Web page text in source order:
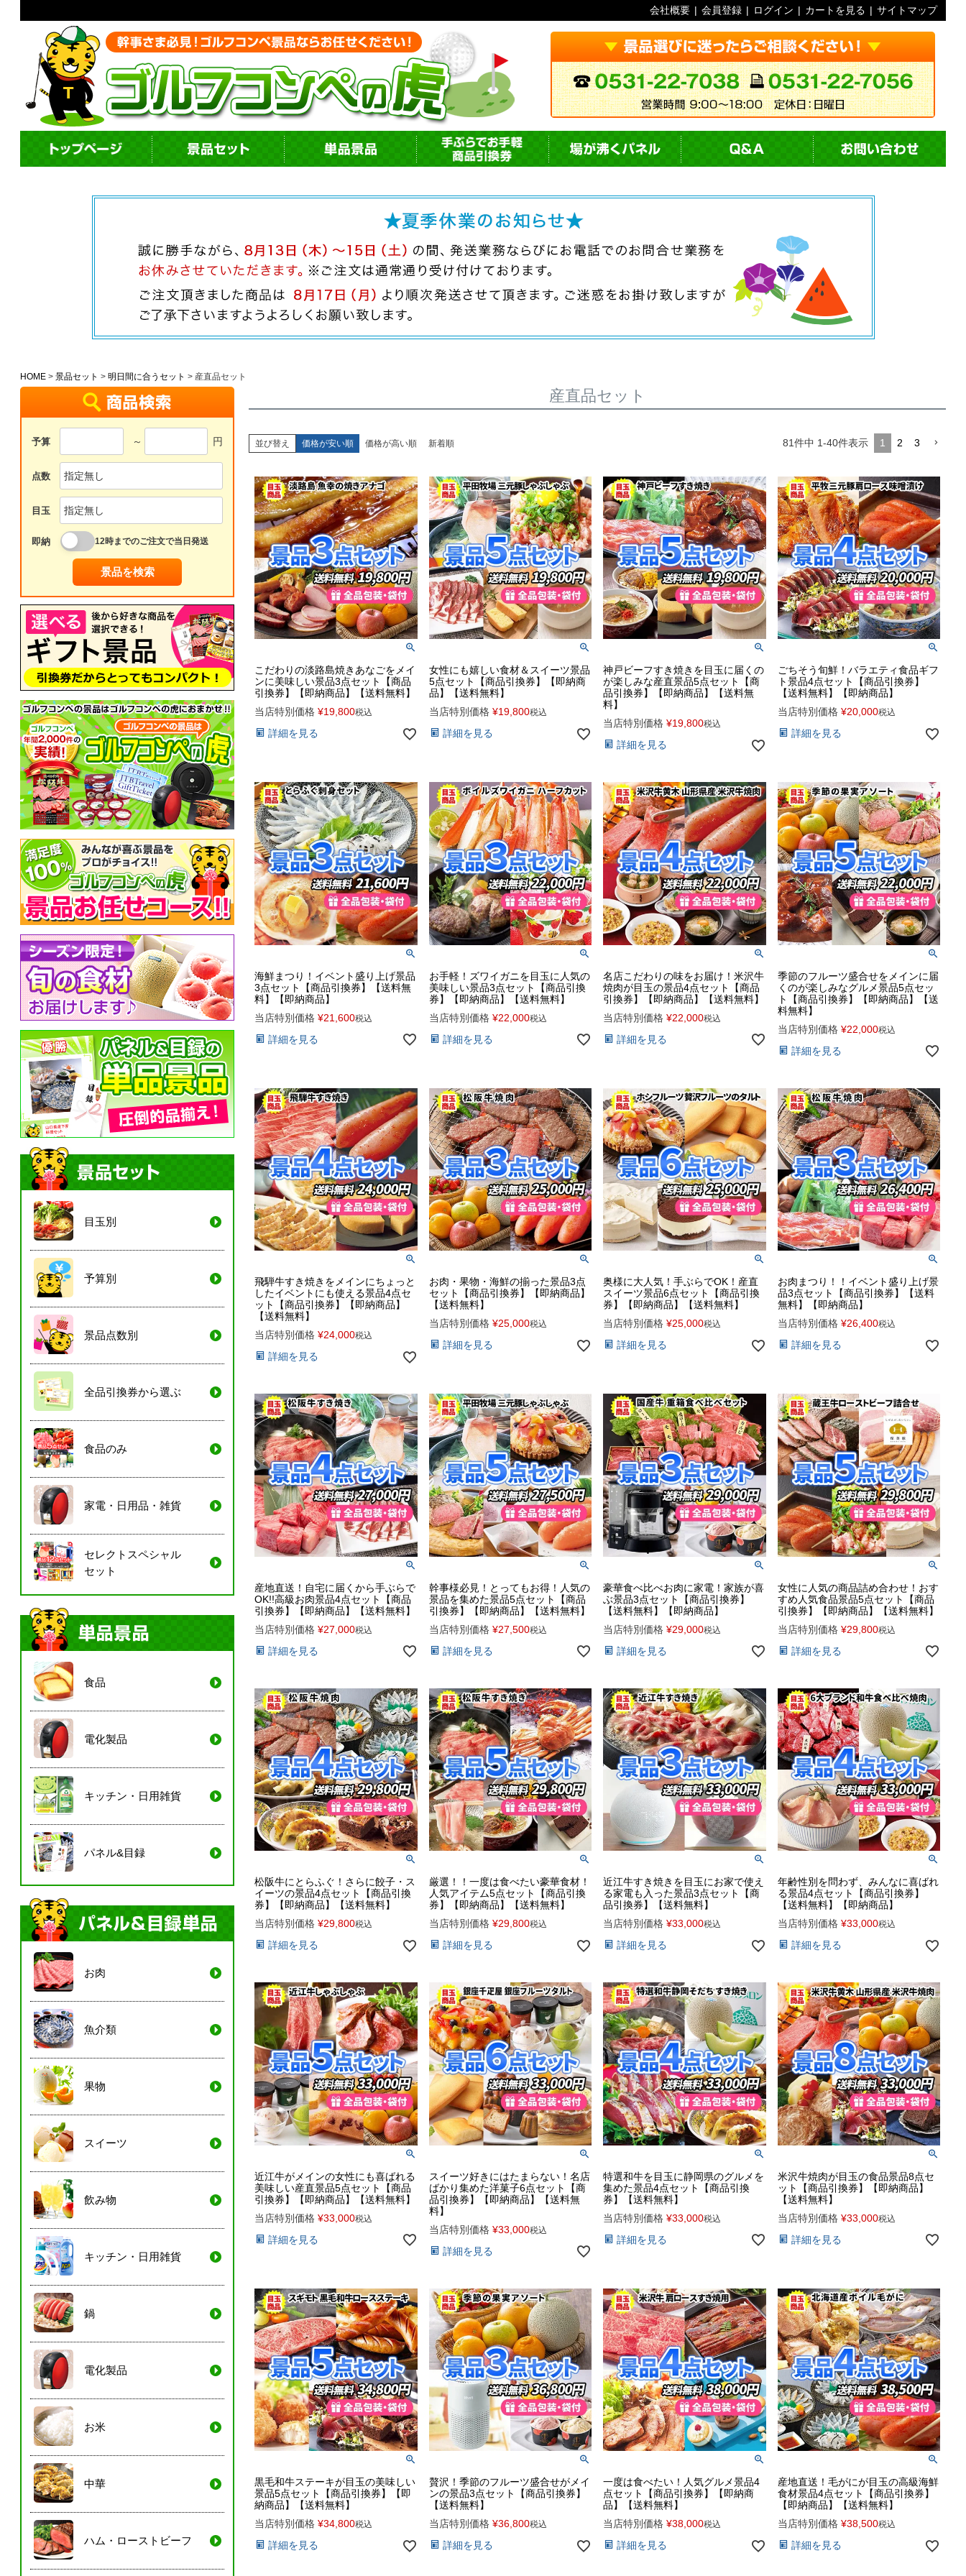
会社概要 | 会員登録 | ログイン | カートを見る | サイトマップ
HOME 景品セット 明日間に合うセット 産直品セット
予算 ～ 円
点数
目玉
即納 12時までのご注文で当日発送
景品を検索
目玉別
予算別
景品点数別
全品引換券から選ぶ
食品のみ
家電・日用品・雑貨
セレクトスペシャル
セット
食品
電化製品
キッチン・日用雑貨
パネル&目録
お肉
魚介類
果物
スイーツ
飲み物
キッチン・日用雑貨
鍋
電化製品
お米
中華
ハム・ローストビーフ
産直品セット
並び替え 価格が安い順 価格が高い順 新着順 81件中 1-40件表示 1 2 3
こだわりの淡路島焼きあなごをメイ
ンに美味しい景品3点セット【商品
引換券】【即納商品】【送料無料】
当店特別価格 ¥19,800税込
詳細を見る
女性にも嬉しい食材＆スイーツ景品
5点セット【商品引換券】【即納商
品】【送料無料】
当店特別価格 ¥19,800税込
詳細を見る
神戸ビーフすき焼きを目玉に届くの
が楽しみな産直景品5点セット【商
品引換券】【即納商品】【送料無
料】
当店特別価格 ¥19,800税込
詳細を見る
ごちそう旬鮮！バラエティ食品ギフ
ト景品4点セット【商品引換券】
【送料無料】【即納商品】
当店特別価格 ¥20,000税込
詳細を見る
海鮮まつり！イベント盛り上げ景品
3点セット【商品引換券】【送料無
料】【即納商品】
当店特別価格 ¥21,600税込
詳細を見る
お手軽！ズワイガニを目玉に人気の
美味しい景品3点セット【商品引換
券】【即納商品】【送料無料】
当店特別価格 ¥22,000税込
詳細を見る
名店こだわりの味をお届け！米沢牛
焼肉が目玉の景品4点セット【商品
引換券】【即納商品】【送料無料】
当店特別価格 ¥22,000税込
詳細を見る
季節のフルーツ盛合せをメインに届
くのが楽しみなグルメ景品5点セッ
ト【商品引換券】【即納商品】【送
料無料】
当店特別価格 ¥22,000税込
詳細を見る
飛騨牛すき焼きをメインにちょっと
したイベントにも使える景品4点セ
ット【商品引換券】【即納商品】
【送料無料】
当店特別価格 ¥24,000税込
詳細を見る
お肉・果物・海鮮の揃った景品3点
セット【商品引換券】【即納商品】
【送料無料】
当店特別価格 ¥25,000税込
詳細を見る
奥様に大人気！手ぶらでOK！産直
スイーツ景品6点セット【商品引換
券】【即納商品】【送料無料】
当店特別価格 ¥25,000税込
詳細を見る
お肉まつり！！イベント盛り上げ景
品3点セット【商品引換券】【送料
無料】【即納商品】
当店特別価格 ¥26,400税込
詳細を見る
産地直送！自宅に届くから手ぶらで
OK!!高級お肉景品4点セット【商品
引換券】【即納商品】【送料無料】
当店特別価格 ¥27,000税込
詳細を見る
幹事様必見！とってもお得！人気の
景品を集めた景品5点セット【商品
引換券】【即納商品】【送料無料】
当店特別価格 ¥27,500税込
詳細を見る
豪華食べ比べお肉に家電！家族が喜
ぶ景品3点セット【商品引換券】
【送料無料】【即納商品】
当店特別価格 ¥29,000税込
詳細を見る
女性に人気の商品詰め合わせ！おす
すめ人気食品景品5点セット【商品
引換券】【即納商品】【送料無料】
当店特別価格 ¥29,800税込
詳細を見る
松阪牛にとらふぐ！さらに餃子・ス
イーツの景品4点セット【商品引換
券】【即納商品】【送料無料】
当店特別価格 ¥29,800税込
詳細を見る
厳選！！一度は食べたい豪華食材！
人気アイテム5点セット【商品引換
券】【即納商品】【送料無料】
当店特別価格 ¥29,800税込
詳細を見る
近江牛すき焼きを目玉にお家で使え
る家電も入った景品3点セット【商
品引換券】【送料無料】
当店特別価格 ¥33,000税込
詳細を見る
年齢性別を問わず、みんなに喜ばれ
る景品4点セット【商品引換券】
【送料無料】【即納商品】
当店特別価格 ¥33,000税込
詳細を見る
近江牛がメインの女性にも喜ばれる
美味しい産直景品5点セット【商品
引換券】【即納商品】【送料無料】
当店特別価格 ¥33,000税込
詳細を見る
スイーツ好きにはたまらない！名店
ばかり集めた洋菓子6点セット【商
品引換券】【即納商品】【送料無
料】
当店特別価格 ¥33,000税込
詳細を見る
特選和牛を目玉に静岡県のグルメを
集めた景品4点セット【商品引換
券】【送料無料】
当店特別価格 ¥33,000税込
詳細を見る
米沢牛焼肉が目玉の食品景品8点セ
ット【商品引換券】【即納商品】
【送料無料】
当店特別価格 ¥33,000税込
詳細を見る
黒毛和牛ステーキが目玉の美味しい
景品5点セット【商品引換券】【即
納商品】【送料無料】
当店特別価格 ¥34,800税込
詳細を見る
贅沢！季節のフルーツ盛合せがメイ
ンの景品3点セット【商品引換券】
【送料無料】
当店特別価格 ¥36,800税込
詳細を見る
一度は食べたい！人気グルメ景品4
点セット【商品引換券】【即納商
品】【送料無料】
当店特別価格 ¥38,000税込
詳細を見る
産地直送！毛がにが目玉の高級海鮮
食材景品4点セット【商品引換券】
【即納商品】【送料無料】
当店特別価格 ¥38,500税込
詳細を見る